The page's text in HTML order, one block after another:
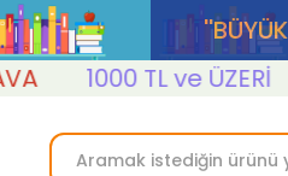
1000 TL ve ÜZERİ